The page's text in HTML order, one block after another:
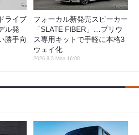
ライブ
ル発
勝手向
フォーカル新発売スピーカー
「SLATE FIBER」…プリウ
ス専用キットで手軽に本格3
ウェイ化
2026.8.3 Mon 16:00